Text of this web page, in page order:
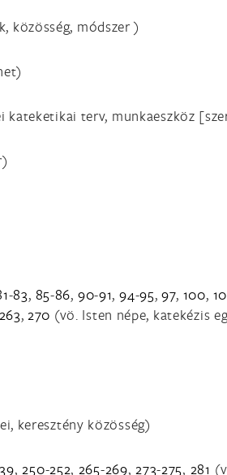
közösség, módszer )
kateketikai terv, munkaeszköz
-83, 85-86, 90-91,94-95,97, 100,
263,270 (vö. Isten népe, katekézis
keresztény közösség)
,250-252, 265-269,273-275, 281